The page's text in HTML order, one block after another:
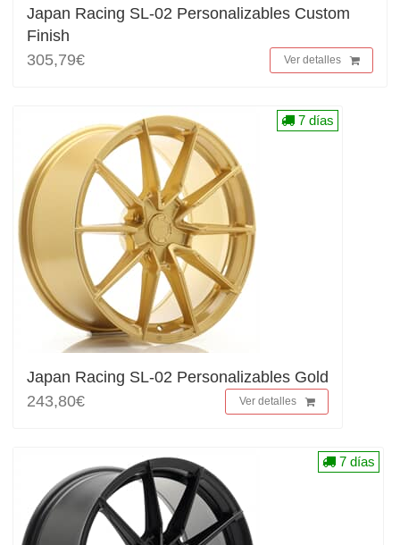
Japan Racing SL-02 Personalizables Custom
Finish
305,79€
Ver detalles
Japan Racing SL-02 Personalizables Gold
243,80€
Ver detalles
7 días
7 días